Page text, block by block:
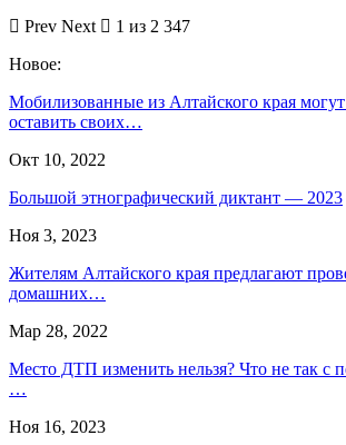
Prev Next
1 из 2 347
Новое:
Мобилизованные из Алтайского края
оставить своих…
Окт 10, 2022
Большой этнографический диктант — 2023
Ноя 3, 2023
Жителям Алтайского края предлагают
домашних…
Мар 28, 2022
Место ДТП изменить нельзя? Что не так с
…
Ноя 16, 2023